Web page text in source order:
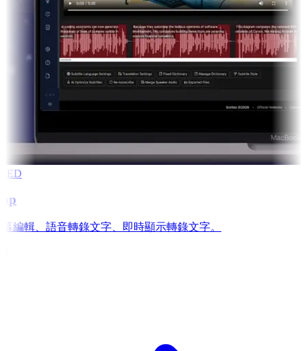
編輯、語音轉錄文字、即時顯示轉錄文字。